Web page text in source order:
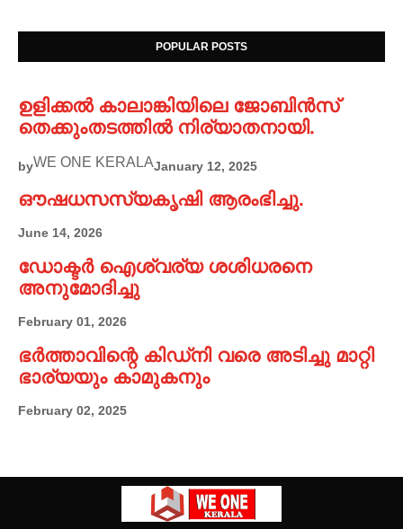
POPULAR POSTS
ഉളിക്കൽ കാലാങ്കിയിലെ ജോബിൻസ്
തെക്കുംതടത്തിൽ നിര്യാതനായി.
byWE ONE KERALAJanuary 12, 2025
ഔഷധസസ്യകൃഷി ആരംഭിച്ചു.
June 14, 2026
ഡോക്ടർ ഐശ്വര്യ ശശിധരനെ
അനുമോദിച്ചു
February 01, 2026
ഭർത്താവിന്റെ കിഡ്നി വരെ അടിച്ചു മാറ്റി
ഭാര്യയും കാമുകനും
February 02, 2025